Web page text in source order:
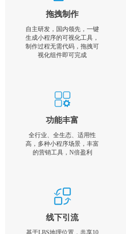
拖拽制作
自主研发，国内领先，一键
生成小程序的可视化工具，
制作过程无需代码，拖拽可
视化组件即可完成
功能丰富
全行业、全生态、适用性
高，多种小程序场景，丰富
的营销工具，N倍盈利
线下引流
基于LBS地理位置，共享10